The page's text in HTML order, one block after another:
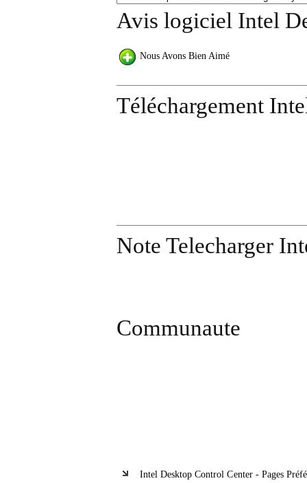
Avis logiciel Intel
Nous Avons Bien Aimé
Téléchargement
Note Telecharger
Communaute
Intel Desktop Control Center - Pages